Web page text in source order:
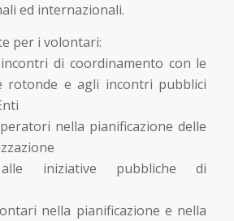
ed internazionali.
per i volontari:
di coordinamento con le
rotonde e agli incontri pubblici
nella pianificazione delle
iniziative pubbliche di
nella pianificazione e nella